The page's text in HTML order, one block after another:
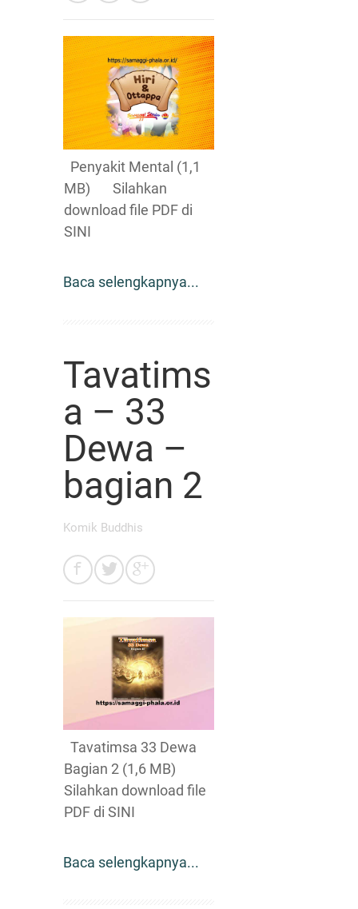
Penyakit Mental (1,1
MB) Silahkan
download file PDF di
SINI
Baca selengkapnya...
Tavatims
a – 33
Dewa –
bagian 2
Komik Buddhis
Tavatimsa 33 Dewa
Bagian 2 (1,6 MB)
Silahkan download file
PDF di SINI
Baca selengkapnya...